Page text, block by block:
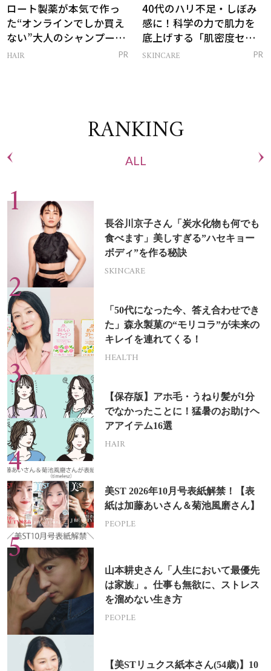
ロート製薬が本気で作っ
た“オンラインでしか買え
ない”大人のシャンプー＆
トリートメントって？
HAIR PR
40代のハリ不足・しぼみ
感に！科学の力で肌力を
底上げする「肌密度セラ
ム」
SKINCARE PR
RANKING
ALL
長谷川京子さん「炭水化物も何でも
食べます」美しすぎる”ハセキョー
ボディ”を作る秘訣
SKINCARE
「50代になった今、答え合わせでき
た」森永製菓の“モリコラ”が未来の
キレイを連れてくる！
HEALTH
【保存版】アホ毛・うねり髪が1分
でなかったことに！猛暑のお助けヘ
アアイテム16選
HAIR
美ST 2026年10月号表紙解禁！【表
紙は加藤あいさん＆菊池風磨さん】
PEOPLE
山本耕史さん「人生において最優先
は家族」。仕事も無欲に、ストレス
を溜めない生き方
PEOPLE
【美STリュクス紙本さん(54歳)】10